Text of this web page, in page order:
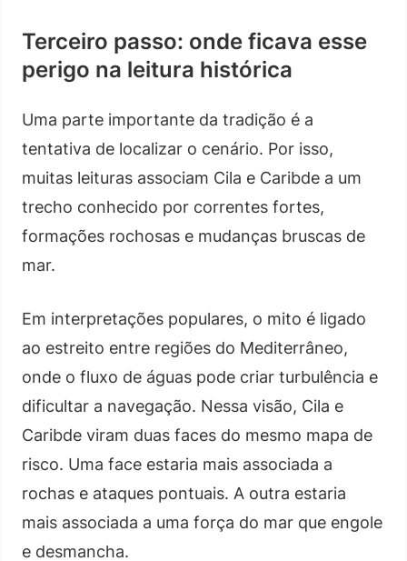
Terceiro passo: onde ficava esse
perigo na leitura histórica
Uma parte importante da tradição é a
tentativa de localizar o cenário. Por isso,
muitas leituras associam Cila e Caribde a um
trecho conhecido por correntes fortes,
formações rochosas e mudanças bruscas de
mar.
Em interpretações populares, o mito é ligado
ao estreito entre regiões do Mediterrâneo,
onde o fluxo de águas pode criar turbulência e
dificultar a navegação. Nessa visão, Cila e
Caribde viram duas faces do mesmo mapa de
risco. Uma face estaria mais associada a
rochas e ataques pontuais. A outra estaria
mais associada a uma força do mar que engole
e desmancha.